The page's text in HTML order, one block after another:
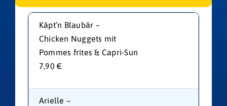
Käpt’n Blaubär –
Chicken Nuggets mit
Pommes frites & Capri-Sun
7,90 €
Arielle –